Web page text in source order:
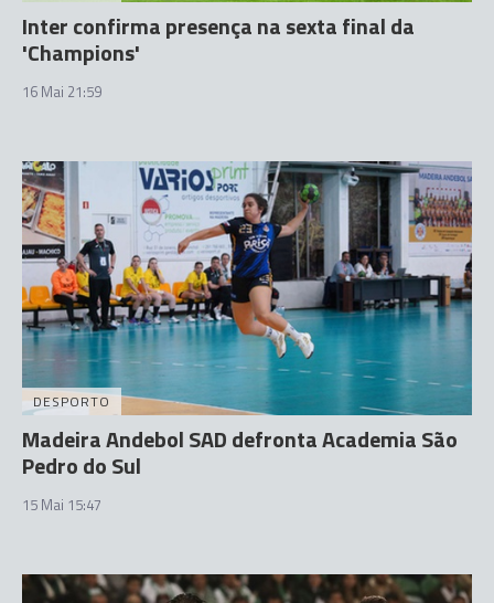
Inter confirma presença na sexta final da
'Champions'
16 Mai 21:59
DESPORTO
Madeira Andebol SAD defronta Academia São
Pedro do Sul
15 Mai 15:47